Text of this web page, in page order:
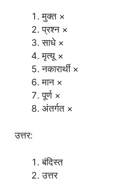
मुक्त ×
प्रश्न ×
साधे ×
मृत्यू ×
नकारार्थी ×
मान ×
पूर्ण ×
अंतर्गत ×
उत्तर:
बंदिस्त
उत्तर